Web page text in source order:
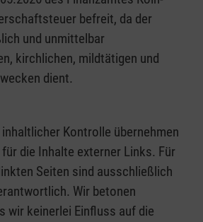
befreit, da der
und unmittelbar
kirchlichen, mildtätigen und
dient.
Kontrolle übernehmen
die Inhalte externer Links. Für
Seiten sind ausschließlich
Wir betonen
wir keinerlei Einfluss auf die